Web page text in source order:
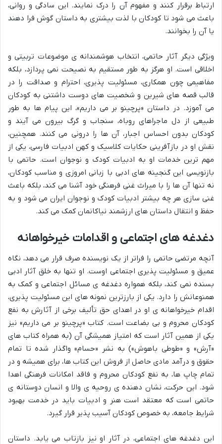
ارتباط برقرار کنند و مفهوم آن را درک نمایند. این سادگی و روانی،
باعث می شود تا کودکان با لذت بیشتری به داستان گوش فرا دهند
یا آن را بخوانند.
ویژگی دیگر آثار حاتمی، انتخاب هوشمندانه ی موضوعات تربیتی و
اخلاقی است. او هرگز به طور مستقیم به نصیحت نمی پردازد، بلکه
مفاهیمی چون همکاری، مسئولیت پذیری، احترام و صداقت را در
قالب قصه های شیرین و شخصیت های دوست داشتنی به کودکان
می آموزد. در داستان «پرچینو بر می داریم»، این پیام ها به طور
طبیعی از دل ماجراهای روباه، سنجاب و گرگ بیرون می آیند و
کودکان بدون احساس اجبار، آن ها را درونی می کنند. همچنین،
نقش او در بازآفرینی حکایات کلاسیک و کهن ادبیات فارسی، یکی از
مهم ترین خدمات او به ادبیات کودک و نوجوان است. حاتمی با
بازنویسی این گنجینه های ادبی با زبانی امروزی و مناسب کودکان،
نه تنها آن ها را با میراث غنی فرهنگی خود آشنا می کند، بلکه باعث
غنی سازی هر چه بیشتر ادبیات کودک و نوجوان ایران می شود و به
حفظ و انتقال داستان های ارزشمند نیاکانمان کمک می کند.
دغدغه های اجتماعی و اقدامات خیرخواهانه
آنچه مرتضی حاتمی را فراتر از یک نویسنده صرف قرار می دهد، نگاه
عمیق و مسئولیت پذیری اجتماعی اوست. او تنها به خلق آثار ادبی
بسنده نمی کند، بلکه همواره دغدغه ی مسائل اجتماعی و کمک به
همنوعانش را دارد. یکی از بارزترین نمونه های این مسئولیت پذیری،
اقدام خیرخواهانه ی او در اهدای حق تألیف برخی از آثارش به نفع
کودکان محروم و بی بضاعت است. کتاب «پرچینو بر می داریم» نیز
یکی از همین آثار است که امتیاز همیشگی آن (به همراه کتاب های
«آرش» و «طوطی باهوش») به نشر «حسام» واگذار شده تا تمام
حقوق و درآمد مادی حاصل از فروش این کتاب ها، برای همیشه و در
تمام چاپ ها، به نفع کودکان محروم و فاقد امکانات فرهنگی اهدا
شود. این حرکت، نشان دهنده ی روحیه ی والا و انسان دوستانه ی
حاتمی است که معتقد است هنر و ادبیات باید در خدمت بهبود
شرایط جامعه، به خصوص کودکان آسیب پذیر قرار گیرد.
این دغدغه های اجتماعی، در آثار او نیز بازتاب می یابد. داستان